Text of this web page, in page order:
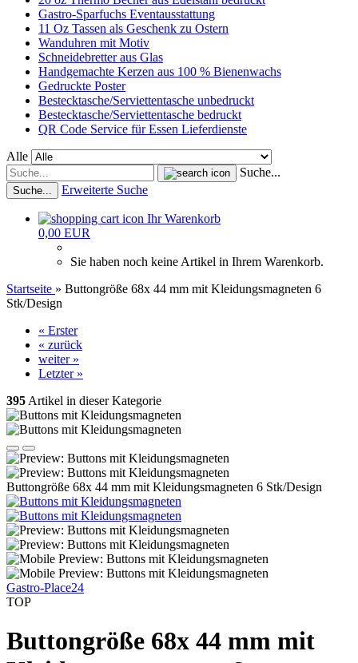
Gastro-Sparfuchs Eventausstattung
11 Oz Tassen als Geschenk zu Ostern
Wanduhren mit Motiv
Schneidebretter aus Glas
Handgemachte Kerzen aus 100 % Bienenwachs
Gedruckte Poster
Bestecktasche/Serviettentasche unbedruckt
Bestecktasche/Serviettentasche bedruckt
QR Code Service für Essen Lieferdienste
Alle
Suche...
Suche... Erweiterte Suche
Ihr Warenkorb
0,00 EUR
Sie haben noch keine Artikel in Ihrem Warenkorb.
Startseite » Buttongröße 68x 44 mm mit Kleidungsmagneten 6
Stk/Design
« Erster
« zurück
weiter »
Letzter »
395 Artikel in dieser Kategorie
Buttongröße 68x 44 mm mit Kleidungsmagneten 6 Stk/Design
Gastro-Place24
TOP
Buttongröße 68x 44 mm mit